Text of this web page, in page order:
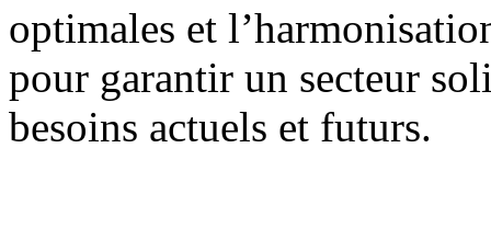
optimales et
pour garantir un secteur
besoins actuels et futurs.